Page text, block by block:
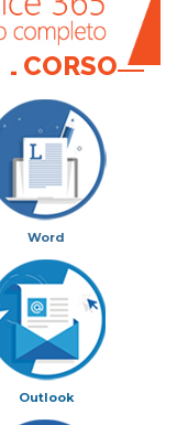
Word
Outlook